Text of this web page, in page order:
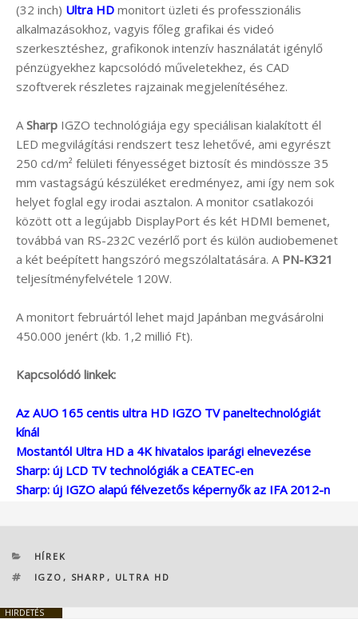
(32 inch) Ultra HD monitort üzleti és professzionális
alkalmazásokhoz, vagyis főleg grafikai és videó
szerkesztéshez, grafikonok intenzív használatát igénylő
pénzügyekhez kapcsolódó műveletekhez, és CAD
szoftverek részletes rajzainak megjelenítéséhez.
A Sharp IGZO technológiája egy speciálisan kialakított él
LED megvilágítási rendszert tesz lehetővé, ami egyrészt
250 cd/m² felületi fényességet biztosít és mindössze 35
mm vastagságú készüléket eredményez, ami így nem sok
helyet foglal egy irodai asztalon. A monitor csatlakozói
között ott a legújabb DisplayPort és két HDMI bemenet,
továbbá van RS-232C vezérlő port és külön audiobemenet
a két beépített hangszóró megszólaltatására. A PN-K321
teljesítményfelvétele 120W.
A monitort februártól lehet majd Japánban megvásárolni
450.000 jenért (kb. 1,2 millió Ft).
Kapcsolódó linkek:
Az AUO 165 centis ultra HD IGZO TV paneltechnológiát
kínál
Mostantól Ultra HD a 4K hivatalos iparági elnevezése
Sharp: új LCD TV technológiák a CEATEC-en
Sharp: új IGZO alapú félvezetős képernyők az IFA 2012-n
KATEGÓRIÁK
HÍREK
CÍMKÉK
IGZO , SHARP , ULTRA HD
HIRDETÉS